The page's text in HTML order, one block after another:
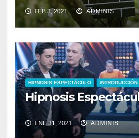
FEB 3, 2021 ADMINIS
HIPNOSIS ESPECTÁCULO
Hipnosis
ENE 31, 2021 ADMINIS